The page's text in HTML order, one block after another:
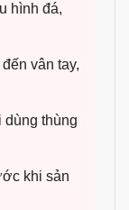
hình đá,
vân tay,
dùng thùng
khi sản